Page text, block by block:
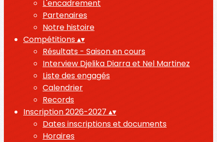
L'encadrement
Partenaires
Notre histoire
Compétitions▴▾
Résultats - Saison en cours
Interview Djelika Diarra et Nel Martinez
Liste des engagés
Calendrier
Records
Inscription 2026-2027 ▴▾
Dates inscriptions et documents
Horaires